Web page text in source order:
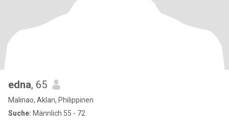
edna, 65
Malinao, Aklan, Philippinen
Suche: Männlich 55 - 72